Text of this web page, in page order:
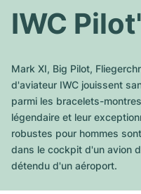
Tous les modèles Rolex
Modèles les plus vendus
Air-King
Omega
Tous les modèles Omega
Modèles les plus vendus
Patek Philippe
Tous les modèles Patek
Audemars Piguet
Cartier
Breitling
Montres d'occasion
Bijoux
Tiffany
Louis Vuitton
Gebauer & Gebauer
Van Cleef & Arpels
Nouveautés
Sale
IWC
Mark XI, Big Pilot,
d'aviateur IWC jouissent
parmi les bracelets-
légendaire et leur
robustes pour hommes
dans le cockpit d'un avion
détendu d'un aéroport.